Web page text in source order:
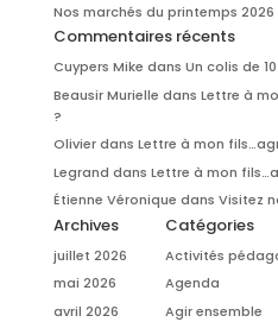
Nos marchés du printemps 2026
Commentaires récents
Cuypers Mike dans Un colis de
Beausir Murielle dans Lettre à
?
Olivierdans Lettre à mon
Legrand dans Lettre à mon
Étienne Véronique dans Visitez
Archives
juillet 2026
mai 2026
avril 2026
Catégories
Activités
Agenda
Agir ensemble